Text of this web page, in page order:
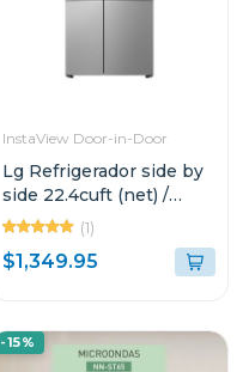
InstaView Door-in-Door
Lg Refrigerador side by
side 22.4cuft (net) /
24cuft (gross) thinq
instaview inverter vs25
(1)
$1,349.95
-15%